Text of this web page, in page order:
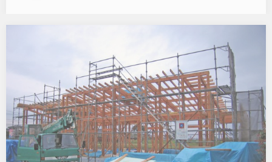
引き続きT邸です。 昨日は検査機関の中間検査がありました。 建物
の構造にかかわる部分の検査で柱梁に絡む筋交い・耐力壁の位置、
接合部の金物関係にチェックが入ります。 検査の結果、特に問題な
く合格でした。…